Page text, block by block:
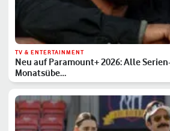
TV & ENTERTAINMENT
Neu auf Paramount+ 2026: Alle
Monatsübe…